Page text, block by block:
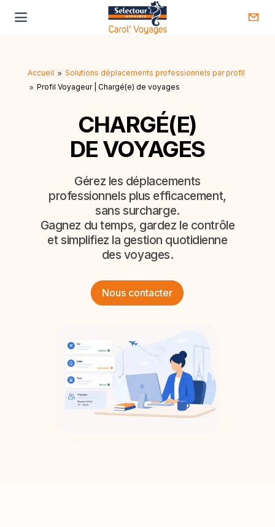
Accueil 9 Solutions déplacements professionnels par profil
9 Profil Voyageur | Chargé(e) de voyages
CHARGÉ(E)
DE VOYAGES
Gérez les déplacements
professionnels plus efficacement,
sans surcharge.
Gagnez du temps, gardez le contrôle
et simplifiez la gestion quotidienne
des voyages.
Nous contacter